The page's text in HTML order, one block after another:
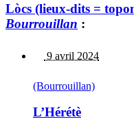
Lòcs (lieux-dits =
Bourrouillan :
9 avril 2024
(Bourrouillan)
L’Hérétè